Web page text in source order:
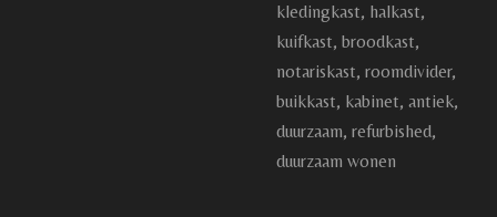
kledingkast, halkast,
kuifkast, broodkast,
notariskast, roomdivider,
buikkast, kabinet, antiek,
duurzaam, refurbished,
duurzaam wonen